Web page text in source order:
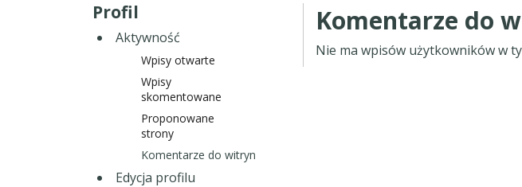
Profil
Aktywność
Wpisy otwarte
Wpisy
skomentowane
Proponowane
strony
Komentarze do witryn
Edycja profilu
Komentarze do
Nie ma wpisów użytkowników w